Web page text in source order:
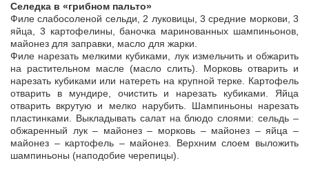
Селедка в «грибном пальто»
Филе слабосоленой сельди, 2 луковицы, 3 средние моркови, 3
яйца, 3 картофелины, баночка маринованных шампиньонов,
майонез для заправки, масло для жарки.
Филе нарезать мелкими кубиками, лук измельчить и обжарить
на растительном масле (масло слить). Морковь отварить и
нарезать кубиками или натереть на крупной терке. Картофель
отварить в мундире, очистить и нарезать кубиками. Яйца
отварить вкрутую и мелко нарубить. Шампиньоны нарезать
пластинками. Выкладывать салат на блюдо слоями: сельдь –
обжаренный лук – майонез – морковь – майонез – яйца –
майонез – картофель – майонез. Верхним слоем выложить
шампиньоны (наподобие черепицы).